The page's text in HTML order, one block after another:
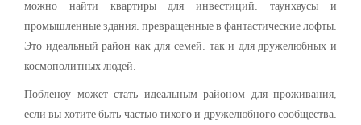
можно найти квартиры для инвестиций, таунхаусы и
промышленные здания, превращенные в фантастические лофты.
Это идеальный район как для семей, так и для дружелюбных и
космополитных людей.
Побленоу может стать идеальным районом для проживания,
если вы хотите быть частью тихого и дружелюбного сообщества.